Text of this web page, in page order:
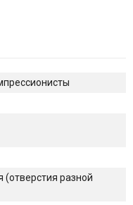
(отверстия разной